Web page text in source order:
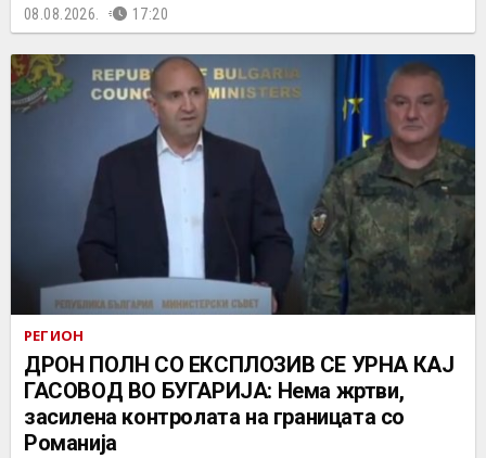
08.08.2026. 17:20
РЕГИОН
ДРОН ПОЛН СО ЕКСПЛОЗИВ СЕ УРНА КАЈ
ГАСОВОД ВО БУГАРИЈА: Нема жртви,
засилена контролата на границата со
Романија